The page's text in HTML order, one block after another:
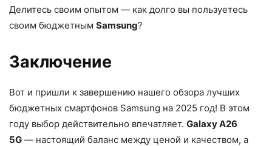
Делитесь своим опытом — как долго вы пользуетесь
своим бюджетным Samsung?
Заключение
Вот и пришли к завершению нашего обзора лучших
бюджетных смартфонов Samsung на 2025 год! В этом
году выбор действительно впечатляет. Galaxy A26
5G — настоящий баланс между ценой и качеством, а